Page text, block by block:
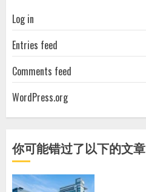
Log in
Entries feed
Comments feed
WordPress.org
你可能错过了以下的文章